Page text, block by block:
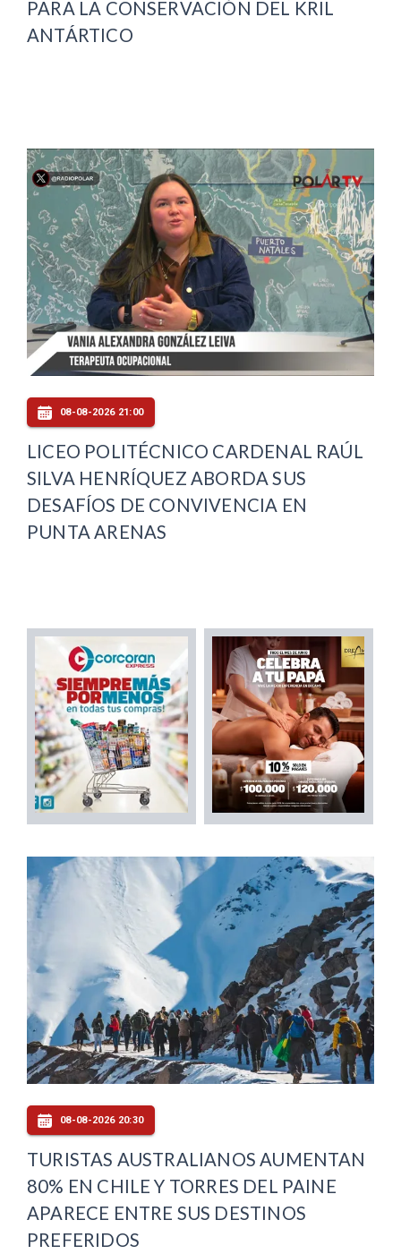
PARA LA CONSERVACIÓN DEL KRIL
ANTÁRTICO
08-08-2026 21:00
LICEO POLITÉCNICO CARDENAL RAÚL
SILVA HENRÍQUEZ ABORDA SUS
DESAFÍOS DE CONVIVENCIA EN
PUNTA ARENAS
08-08-2026 20:30
TURISTAS AUSTRALIANOS AUMENTAN
80% EN CHILE Y TORRES DEL PAINE
APARECE ENTRE SUS DESTINOS
PREFERIDOS